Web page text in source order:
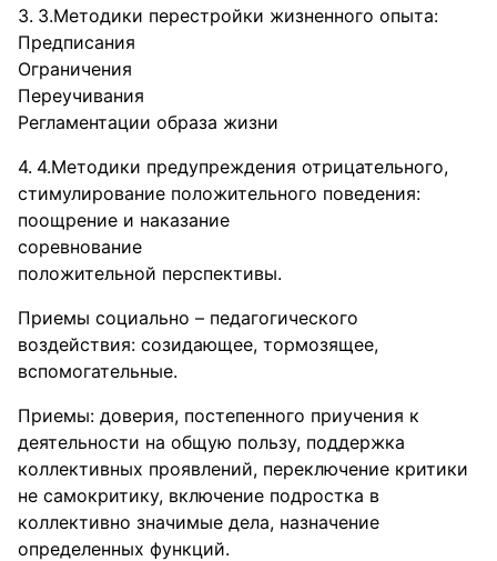
3.Методики перестройки жизненного опыта:
Предписания
Ограничения
Переучивания
Регламентации образа жизни
4.Методики предупреждения отрицательного,
стимулирование положительного поведения:
поощрение и наказание
соревнование
положительной перспективы.
Приемы социально – педагогического
воздействия: созидающее, тормозящее,
вспомогательные.
Приемы: доверия, постепенного приучения к
деятельности на общую пользу, поддержка
коллективных проявлений, переключение критики
не самокритику, включение подростка в
коллективно значимые дела, назначение
определенных функций.